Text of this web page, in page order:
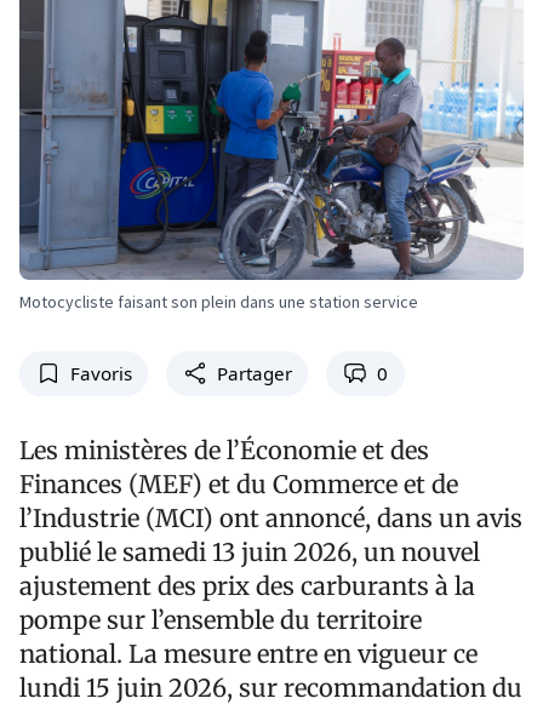
Motocycliste faisant son plein dans une station service
Favoris Partager 0
Les ministères de l’Économie et des
Finances (MEF) et du Commerce et de
l’Industrie (MCI) ont annoncé, dans un avis
publié le samedi 13 juin 2026, un nouvel
ajustement des prix des carburants à la
pompe sur l’ensemble du territoire
national. La mesure entre en vigueur ce
lundi 15 juin 2026, sur recommandation du